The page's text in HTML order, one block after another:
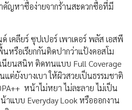
ญหาซื้อง่ายจากร้านสะดวกซื้อที่มี
คลียร์ ซุปเปอร์ เพาเดอร์ พลัส เอสพี
หรือเรียกกันติดปากว่าแป้งคอสโม
นียนสนิท ติดทนแบบ Full Coverage
ต่ยังบางเบา ให้ผิวสวยเป็นธรรมชาติ
หน้าไม่หยา ไม่ละลาย ไม่เป็น
าแบบ Everyday Look หรือออกงาน